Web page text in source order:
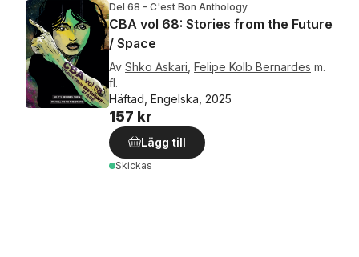
Del 68 - C'est Bon Anthology
CBA vol 68: Stories from the Future
/ Space
Av Shko Askari Felipe Kolb Bernardes m.
fl.
Häftad, Engelska, 2025
157 kr
Lägg till
Skickas